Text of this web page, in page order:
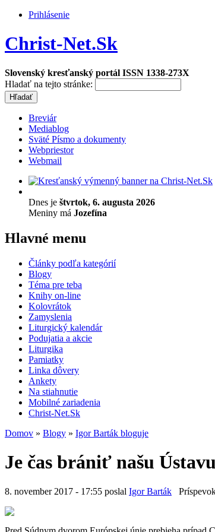
Prihlásenie
Christ-Net.Sk
Slovenský kresťanský portál ISSN 1338-273X
Hladať na tejto stránke:
Breviár
Mediablog
Sväté Písmo a dokumenty
Webpriestor
Webmail
Dnes je štvrtok, 6. augusta 2026
Meniny má Jozefína
Hlavné menu
Články podľa kategórií
Blogy
Téma pre teba
Knihy on-line
Kolovrátok
Zamyslenia
Liturgický kalendár
Podujatia a akcie
Liturgika
Pamiatky
Linka dôvery
Ankety
Na stiahnutie
Mobilné zariadenia
Christ-Net.Sk
Domov » Blogy » Igor Barták bloguje
Je čas brániť našu
8. november 2017 - 17:55 poslal Igor Barták